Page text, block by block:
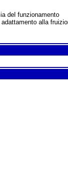
del funzionamento
alla